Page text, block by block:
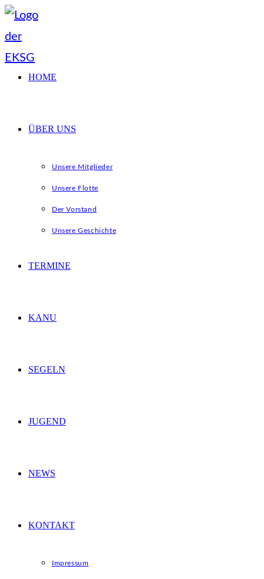
Zum
Inhalt
springen
HOME
ÜBER UNS
Unsere Mitglieder
Unsere Flotte
Der Vorstand
Unsere Geschichte
TERMINE
KANU
SEGELN
JUGEND
NEWS
KONTAKT
Impressum